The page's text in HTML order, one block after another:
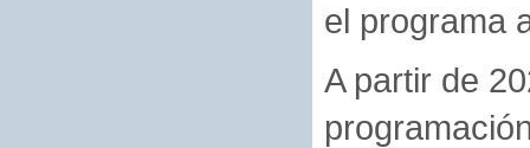
el programa
A partir de